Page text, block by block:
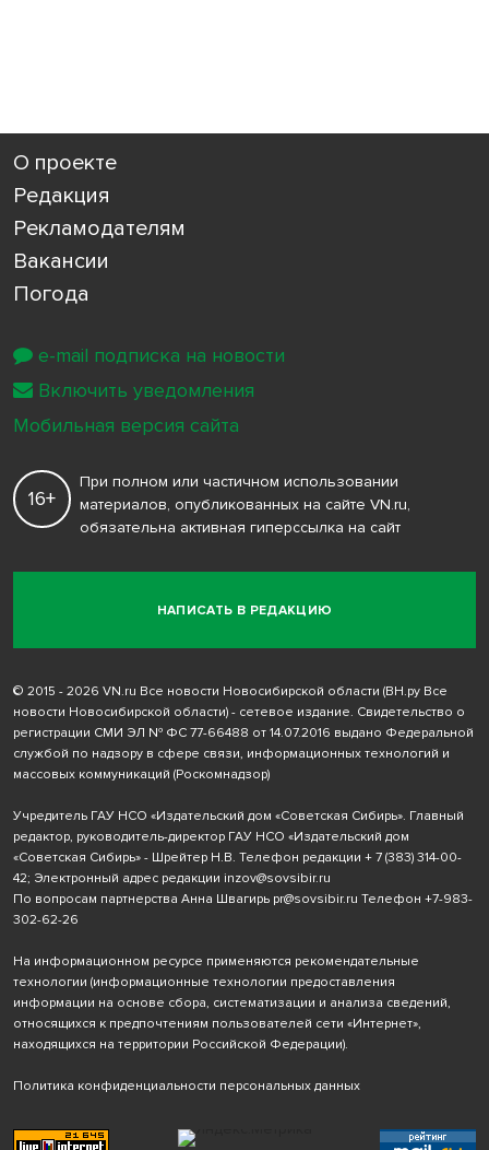
О проекте
Редакция
Рекламодателям
Вакансии
Погода
НАПИСАТЬ В РЕДАКЦИЮ
16+
При полном или частичном использовании
материалов, опубликованных на сайте VN.ru,
обязательна активная гиперссылка на сайт
© 2015 - 2026 VN.ru Все новости Новосибирской области (ВН.ру Все
новости Новосибирской области) - сетевое издание. Свидетельство о
регистрации СМИ ЭЛ № ФС 77-66488 от 14.07.2016 выдано Федеральной
службой по надзору в сфере связи, информационных технологий и
массовых коммуникаций (Роскомнадзор)
Учредитель ГАУ НСО «Издательский дом «Советская Сибирь». Главный
редактор, руководитель-директор ГАУ НСО «Издательский дом
«Советская Сибирь» - Шрейтер Н.В. Телефон редакции + 7 (383) 314-00-
42; Электронный адрес редакции inzov@sovsibir.ru
По вопросам партнерства Анна Швагирь pr@sovsibir.ru Телефон +7-983-
302-62-26
На информационном ресурсе применяются рекомендательные
технологии (информационные технологии предоставления
информации на основе сбора, систематизации и анализа сведений,
относящихся к предпочтениям пользователей сети «Интернет»,
находящихся на территории Российской Федерации).
Политика конфиденциальности персональных данных
e-mail подписка на новости
Включить уведомления
Мобильная версия сайта